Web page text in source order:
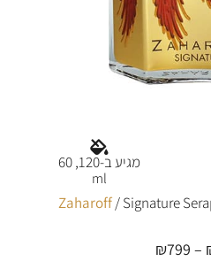
Zaharoff/ Signature
–
₪799 טווח
מגיע ב-120, 60
ml